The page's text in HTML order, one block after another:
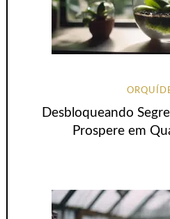
Desbloqueando
Prospere em